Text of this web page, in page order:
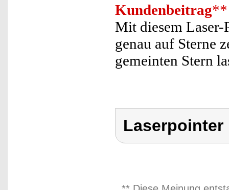
Kundenbeitrag**
Mit diesem
genau auf Sterne
gemeinten Stern
Laserpointer